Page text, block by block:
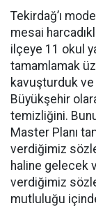
Tekirdağ’ı
mesai
ilçeye 11 okul
tamamlamak
kavuşturduk
Büyükşehir
temizliğini.
Master Planı
verdiğimiz
haline gelecek
verdiğimiz
mutluluğu